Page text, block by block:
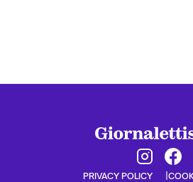
PRIVACY POLICY